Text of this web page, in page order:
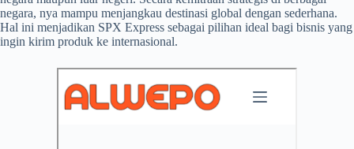
negara, nya mampu menjangkau destinasi global dengan sederhana.
Hal ini menjadikan SPX Express sebagai pilihan ideal bagi bisnis yang
ingin kirim produk ke internasional.